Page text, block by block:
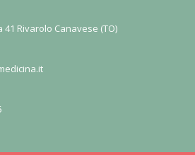
41 Rivarolo Canavese (TO)